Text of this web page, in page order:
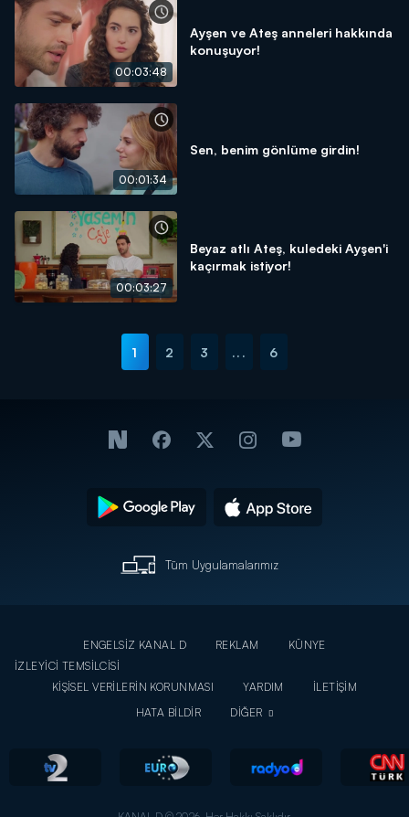
00:03:48
Ayşen ve Ateş anneleri hakkında
konuşuyor!
00:01:34
Sen, benim gönlüme girdin!
00:03:27
Beyaz atlı Ateş, kuledeki Ayşen'i
kaçırmak istiyor!
1 2 3 ... 6
Tüm Uygulamalarımız
ENGELSİZ KANAL D REKLAM
KÜNYE
İZLEYİCİ TEMSİLCİSİ
KİŞİSEL VERİLERİN KORUNMASI
YARDIM
İLETİŞİM
HATA BİLDİR
DİĞER